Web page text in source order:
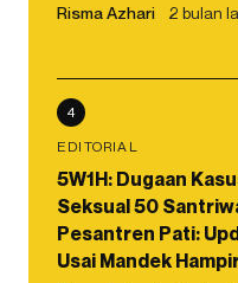
Risma Azhari 2 bulan
4
EDITORIAL
5W1H: Dugaan
Seksual 50
Pesantren Pati:
Usai Mandek